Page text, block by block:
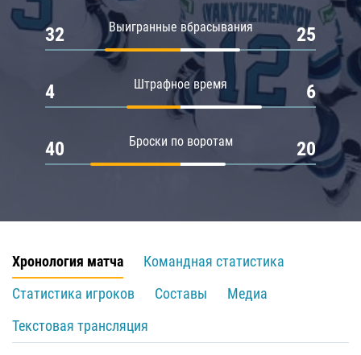
Выигранные вбрасывания
32 25
Штрафное время
4 6
Броски по воротам
40 20
Хронология матча
Командная статистика
Статистика игроков
Составы
Медиа
Текстовая трансляция